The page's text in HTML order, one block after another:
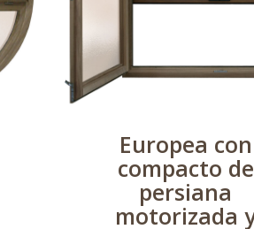
Europea con
compacto de
persiana
motorizada